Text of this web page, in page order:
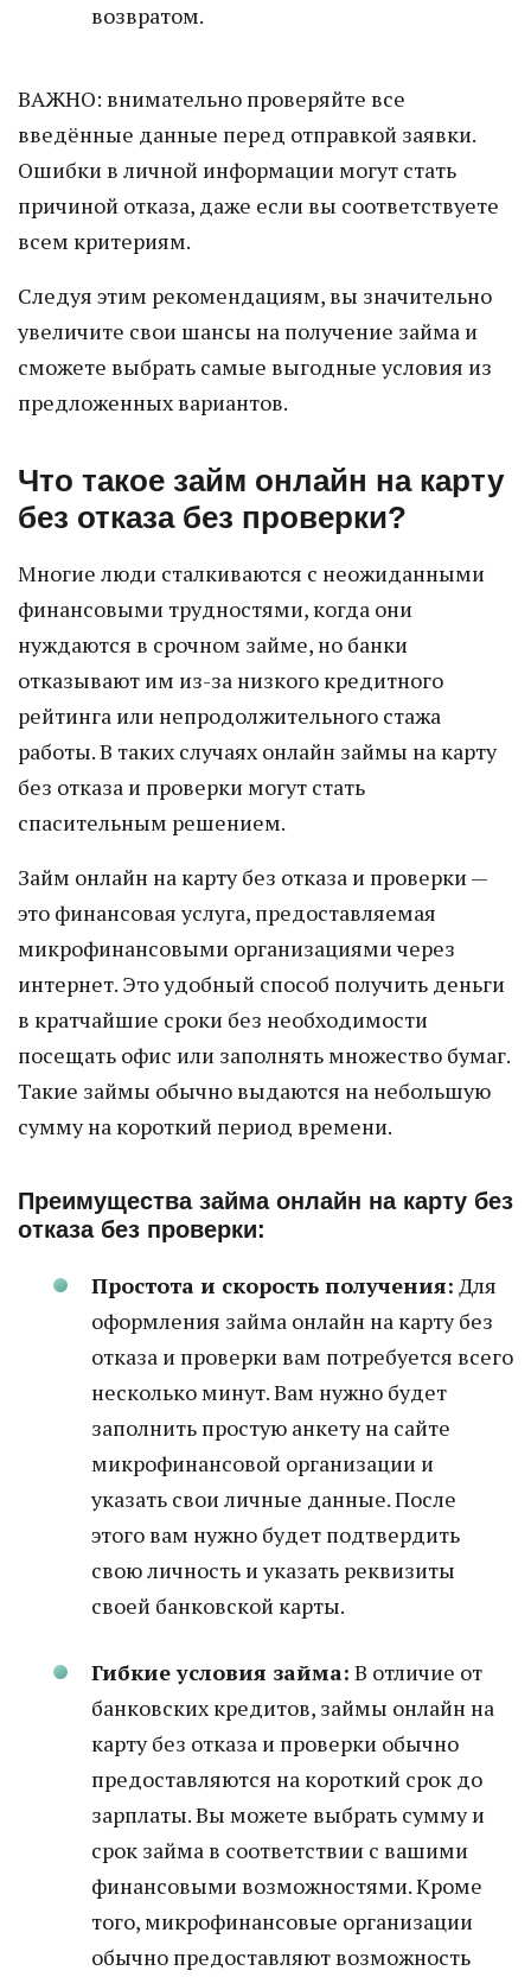
возвратом.
ВАЖНО: внимательно проверяйте все
введённые данные перед отправкой заявки.
Ошибки в личной информации могут стать
причиной отказа, даже если вы соответствуете
всем критериям.
Следуя этим рекомендациям, вы значительно
увеличите свои шансы на получение займа и
сможете выбрать самые выгодные условия из
предложенных вариантов.
Что такое займ онлайн на карту
без отказа без проверки?
Многие люди сталкиваются с неожиданными
финансовыми трудностями, когда они
нуждаются в срочном займе, но банки
отказывают им из-за низкого кредитного
рейтинга или непродолжительного стажа
работы. В таких случаях онлайн займы на карту
без отказа и проверки могут стать
спасительным решением.
Займ онлайн на карту без отказа и проверки —
это финансовая услуга, предоставляемая
микрофинансовыми организациями через
интернет. Это удобный способ получить деньги
в кратчайшие сроки без необходимости
посещать офис или заполнять множество бумаг.
Такие займы обычно выдаются на небольшую
сумму на короткий период времени.
Преимущества займа онлайн на карту без
отказа без проверки:
Простота и скорость получения: Для
оформления займа онлайн на карту без
отказа и проверки вам потребуется всего
несколько минут. Вам нужно будет
заполнить простую анкету на сайте
микрофинансовой организации и
указать свои личные данные. После
этого вам нужно будет подтвердить
свою личность и указать реквизиты
своей банковской карты.
Гибкие условия займа: В отличие от
банковских кредитов, займы онлайн на
карту без отказа и проверки обычно
предоставляются на короткий срок до
зарплаты. Вы можете выбрать сумму и
срок займа в соответствии с вашими
финансовыми возможностями. Кроме
того, микрофинансовые организации
обычно предоставляют возможность